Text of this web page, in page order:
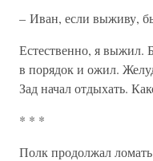
– Иван, если выживу,
Естественно, я выжил.
в порядок и ожил.
Зад начал отдыхать.
* * *
Полк продолжал